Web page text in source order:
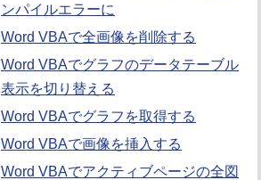
ンパイルエラーに
Word VBAで全画像を削除する
Word VBAでグラフのデータテーブル
表示を切り替える
Word VBAでグラフを取得する
Word VBAで画像を挿入する
Word VBAでアクティブページの全図